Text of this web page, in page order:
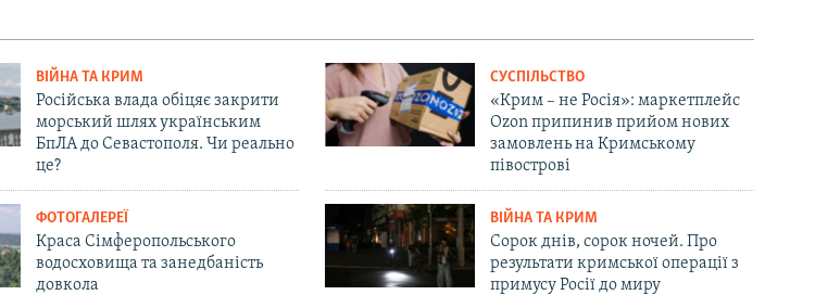
ВІЙНА ТА КРИМ
Російська влада обіцяє закрити
морський шлях українським
БпЛА до Севастополя. Чи реально
це?
СУСПІЛЬСТВО
«Крим – не Росія»: маркетплейс
Ozon припинив прийом нових
замовлень на Кримському
півострові
ФОТОГАЛЕРЕЇ
Краса Сімферопольського
водосховища та занедбаність
довкола
ВІЙНА ТА КРИМ
Сорок днів, сорок ночей. Про
результати кримської операції з
примусу Росії до миру